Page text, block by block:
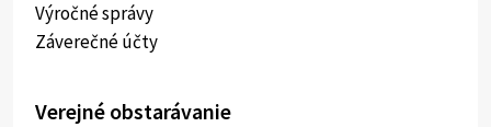
Výročné správy
Záverečné účty
Verejné obstarávanie